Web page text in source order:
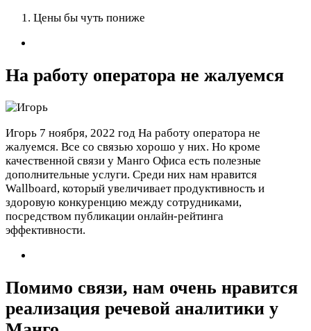
Цены бы чуть пониже
На работу оператора не жалуемся
Игорь 7 ноября, 2022 год На работу оператора не
жалуемся. Все со связью хорошо у них. Но кроме
качественной связи у Манго Офиса есть полезные
дополнительные услуги. Среди них нам нравится
Wallboard, который увеличивает продуктивность и
здоровую конкуренцию между сотрудниками,
посредством публикации онлайн-рейтинга
эффективности.
Помимо связи, нам очень нравится
реализация речевой аналитики у